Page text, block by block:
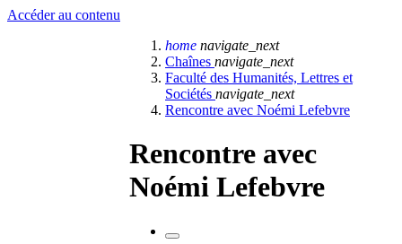
Accéder au contenu
home navigate_next
Chaînes navigate_next
Faculté des Humanités, Lettres et
Sociétés navigate_next
Rencontre avec Noémi Lefebvre
Rencontre avec
Noémi Lefebvre